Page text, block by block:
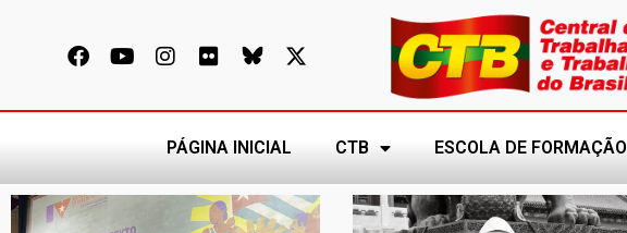
PÁGINA INICIAL CTB ESCOLA DE FORMAÇÃO